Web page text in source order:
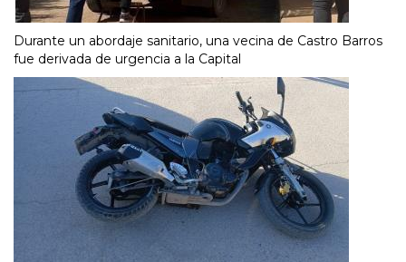
Durante un abordaje sanitario, una vecina de Castro Barros
fue derivada de urgencia a la Capital